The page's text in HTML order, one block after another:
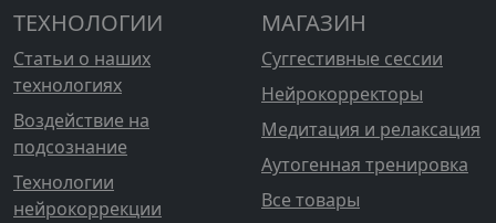
ТЕХНОЛОГИИ
Статьи о наших
технологиях
Воздействие на
подсознание
Технологии
нейрокоррекции
МАГАЗИН
Суггестивные сессии
Нейрокорректоры
Медитация и релаксация
Аутогенная тренировка
Все товары